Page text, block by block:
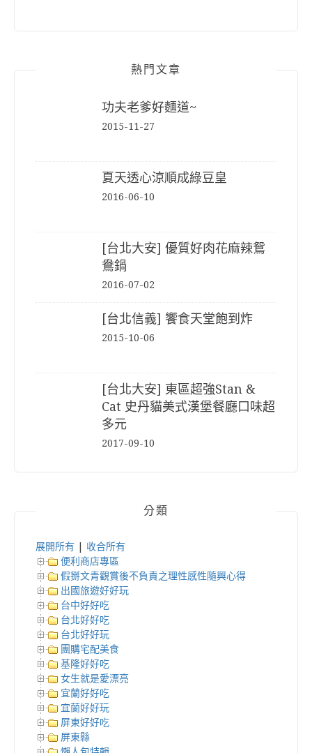
熱門文章
功夫老爹好麵道~
2015-11-27
夏天透心涼順成綠豆皇
2016-06-10
[台北大安] 優質好肉花麻辣鴛
鴦鍋
2016-07-02
[台北信義] 饗食天堂飽到炸
2015-10-06
[台北大安] 東區超強Stan &
Cat 史丹貓美式漢堡餐廳口味超
多元
2017-09-10
分類
展開所有
收合所有
便利商店專區
假掰文青觀賞後不負責之理性感性隨興心得
出國旅遊好好玩
台中好好吃
台北好好吃
台北好好玩
團購宅配美食
基隆好好吃
女生就是愛漂亮
宜蘭好好吃
宜蘭好好玩
屏東好好吃
屏東縣